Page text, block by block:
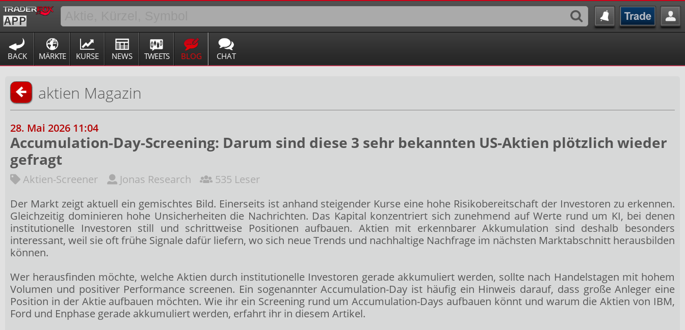
BACK MÄRKTE KURSE NEWS TWEETS BLOG CHAT
aktien Magazin
28. Mai 2026 11:04
Accumulation-Day-Screening: Darum sind diese 3 sehr bekannten US-Aktien plötzlich wieder
gefragt
Aktien-Screener Jonas Research
535 Leser
Der Markt zeigt aktuell ein gemischtes Bild. Einerseits ist anhand steigender Kurse eine hohe Risikobereitschaft der Investoren zu erkennen.
Gleichzeitig dominieren hohe Unsicherheiten die Nachrichten. Das Kapital konzentriert sich zunehmend auf Werte rund um KI, bei denen
institutionelle Investoren still und schrittweise Positionen aufbauen. Aktien mit erkennbarer Akkumulation sind deshalb besonders
interessant, weil sie oft frühe Signale dafür liefern, wo sich neue Trends und nachhaltige Nachfrage im nächsten Marktabschnitt herausbilden
können.
Wer herausfinden möchte, welche Aktien durch institutionelle Investoren gerade akkumuliert werden, sollte nach Handelstagen mit hohem
Volumen und positiver Performance screenen. Ein sogenannter Accumulation-Day ist häufig ein Hinweis darauf, dass große Anleger eine
Position in der Aktie aufbauen möchten. Wie ihr ein Screening rund um Accumulation-Days aufbauen könnt und warum die Aktien von IBM,
Ford und Enphase gerade akkumuliert werden, erfahrt ihr in diesem Artikel.